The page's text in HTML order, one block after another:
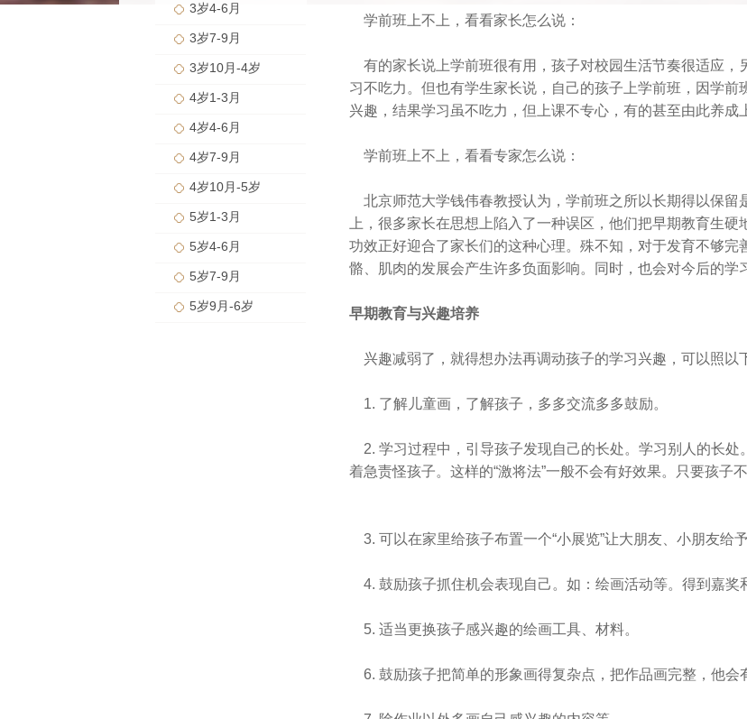
3岁4-6月
3岁7-9月
3岁10月-4岁
4岁1-3月
4岁4-6月
4岁7-9月
4岁10月-5岁
5岁1-3月
5岁4-6月
5岁7-9月
5岁9月-6岁
学前班上不上，看看家长怎么说：
有的家长说上学前班很有用，孩子对校园生活节奏很适应
习不吃力。但也有学生家长说，自己的孩子上学前班，因学
兴趣，结果学习虽不吃力，但上课不专心，有的甚至由此养成
学前班上不上，看看专家怎么说：
北京师范大学钱伟春教授认为，学前班之所以长期得以保
上，很多家长在思想上陷入了一种误区，他们把早期教育生
功效正好迎合了家长们的这种心理。殊不知，对于发育不够
骼、肌肉的发展会产生许多负面影响。同时，也会对今后的学
早期教育与兴趣培养
兴趣减弱了，就得想办法再调动孩子的学习兴趣，可以照以
1. 了解儿童画，了解孩子，多多交流多多鼓励。
2. 学习过程中，引导孩子发现自己的长处。学习别人的长
着急责怪孩子。这样的“激将法”一般不会有好效果。只要孩子
3. 可以在家里给孩子布置一个“小展览”让大朋友、小朋友给
4. 鼓励孩子抓住机会表现自己。如：绘画活动等。得到嘉奖
5. 适当更换孩子感兴趣的绘画工具、材料。
6. 鼓励孩子把简单的形象画得复杂点，把作品画完整，他会